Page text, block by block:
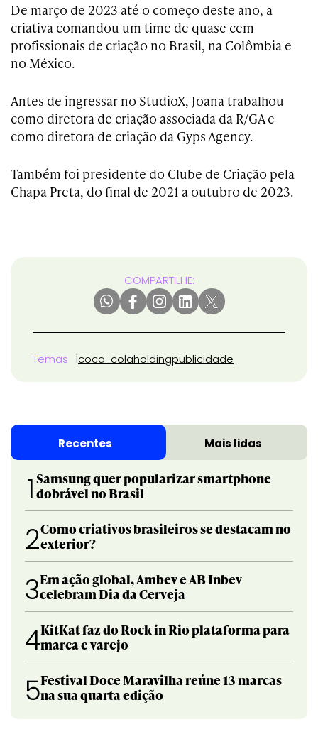
De março de 2023 até o começo deste ano, a
criativa comandou um time de quase cem
profissionais de criação no Brasil, na Colômbia e
no México.
Antes de ingressar no StudioX, Joana trabalhou
como diretora de criação associada da R/GA e
como diretora de criação da Gyps Agency.
Também foi presidente do Clube de Criação pela
Chapa Preta, do final de 2021 a outubro de 2023.
COMPARTILHE:
Temas coca-colaholdingpublicidade
Recentes Mais lidas
1 Samsung quer popularizar smartphone
dobrável no Brasil
2Como criativos brasileiros se destacam no
exterior?
3Em ação global, Ambev e AB Inbev
celebram Dia da Cerveja
4KitKat faz do Rock in Rio plataforma para
marca e varejo
5Festival Doce Maravilha reúne 13 marcas
na sua quarta edição